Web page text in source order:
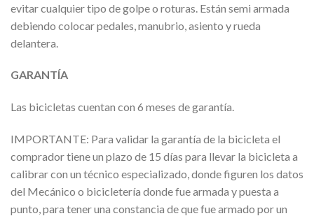
evitar cualquier tipo de golpe o roturas. Están semi armada
debiendo colocar pedales, manubrio, asiento y rueda
delantera.
GARANTÍA
Las bicicletas cuentan con 6 meses de garantía.
IMPORTANTE: Para validar la garantía de la bicicleta el
comprador tiene un plazo de 15 días para llevar la bicicleta a
calibrar con un técnico especializado, donde figuren los datos
del Mecánico o bicicletería donde fue armada y puesta a
punto, para tener una constancia de que fue armado por un